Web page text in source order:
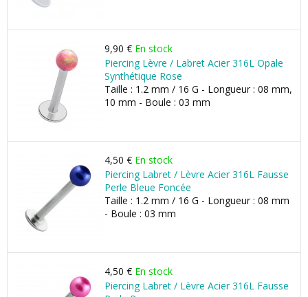
9,90 € En stock
Piercing Lèvre / Labret Acier 316L Opale
Synthétique Rose
Taille : 1.2 mm / 16 G - Longueur : 08 mm,
10 mm - Boule : 03 mm
4,50 € En stock
Piercing Labret / Lèvre Acier 316L Fausse
Perle Bleue Foncée
Taille : 1.2 mm / 16 G - Longueur : 08 mm
- Boule : 03 mm
4,50 € En stock
Piercing Labret / Lèvre Acier 316L Fausse